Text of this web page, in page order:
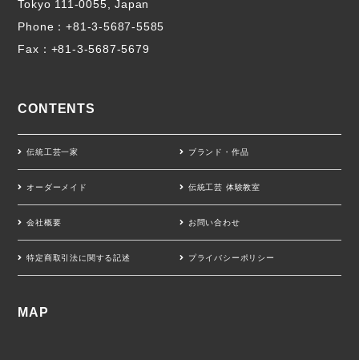
Tokyo 111-0055, Japan
Phone：+81-3-5687-5585
Fax：+81-3-5687-5679
CONTENTS
伝統工芸一家 ブランド・作品
オーダーメイド 伝統工芸 体験教室
会社概要 お問い合わせ
特定商取引法に関する記述 プライバシーポリシー
MAP